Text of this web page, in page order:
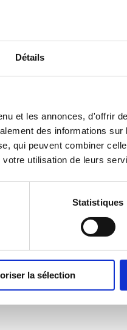
Détails
et les annonces, d'offrir
des informations
qui peuvent combiner
utilisation de leurs
Statistiques
la sélection
Politique de